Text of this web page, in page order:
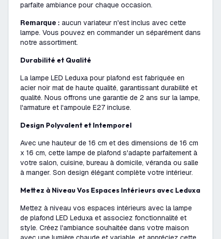
parfaite ambiance pour chaque occasion.
Remarque : aucun variateur n'est inclus avec cette
lampe. Vous pouvez en commander un séparément dans
notre assortiment.
Durabilité et Qualité
La lampe LED Leduxa pour plafond est fabriquée en
acier noir mat de haute qualité, garantissant durabilité et
qualité. Nous offrons une garantie de 2 ans sur la lampe,
l'armature et l'ampoule E27 incluse.
Design Polyvalent et Intemporel
Avec une hauteur de 16 cm et des dimensions de 16 cm
x 16 cm, cette lampe de plafond s'adapte parfaitement à
votre salon, cuisine, bureau à domicile, véranda ou salle
à manger. Son design élégant complète votre intérieur.
Mettez à Niveau Vos Espaces Intérieurs avec Leduxa
Mettez à niveau vos espaces intérieurs avec la lampe
de plafond LED Leduxa et associez fonctionnalité et
style. Créez l'ambiance souhaitée dans votre maison